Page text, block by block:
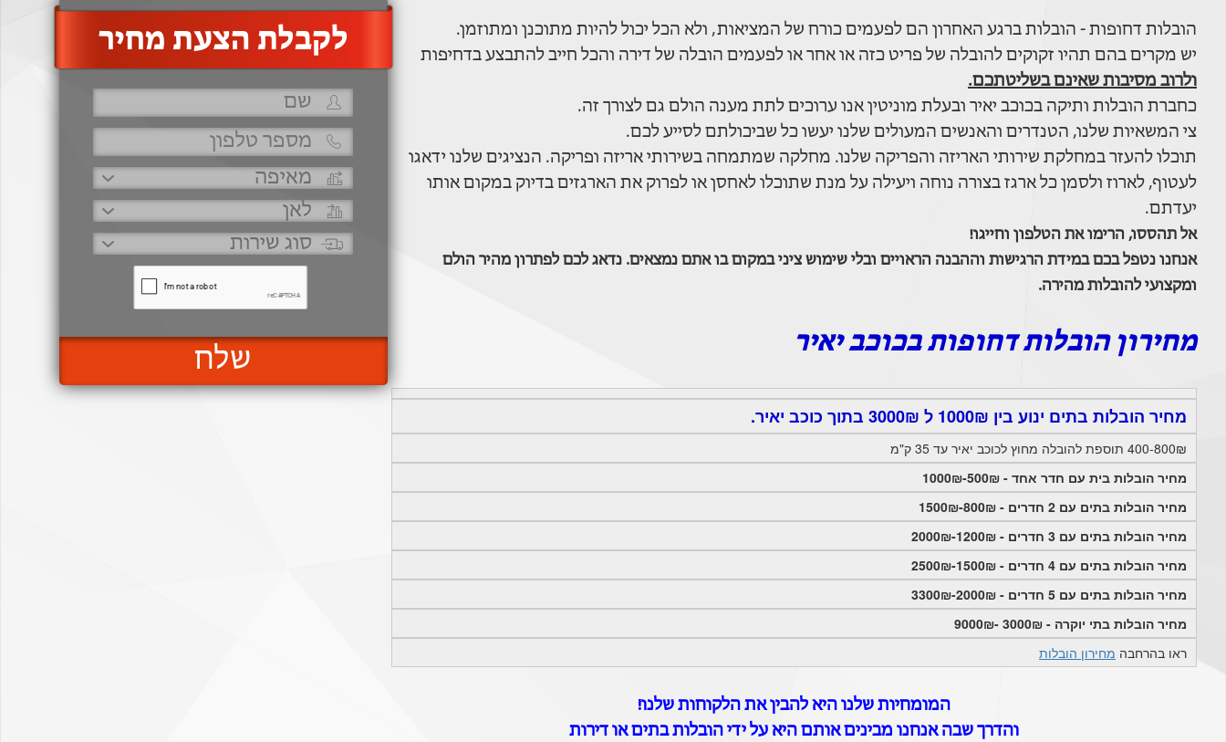
הובלות דחופות - הובלות ברגע האחרון הם לפעמים כורח של המציאות, ולא הכל יכול להיות מתוכנן ומתוזמן.
יש מקרים בהם תהיו זקוקים להובלה של פריט כזה או אחר או לפעמים הובלה של דירה והכל חייב להתבצע בדחיפות
ולרוב מסיבות שאינם בשליטתכם.
כחברת הובלות ותיקה בכוכב יאיר ובעלת מוניטין אנו ערוכים לתת מענה הולם גם לצורך זה.
צי המשאיות שלנו, הטנדרים והאנשים המעולים שלנו יעשו כל שביכולתם לסייע לכם.
תוכלו להעזר במחלקת שירותי האריזה והפריקה שלנו. מחלקה שמתמחה בשירותי אריזה ופריקה. הנציגים שלנו ידאגו
לעטוף, לארוז ולסמן כל ארגז בצורה נוחה ויעילה על מנת שתוכלו לאחסן או לפרוק את הארגזים בדיוק במקום אותו
יעדתם.
אל תהססו, הרימו את הטלפון וחייגו!
אנחנו נטפל בכם במידת הרגישות וההבנה הראויים ובלי שימוש ציני במקום בו אתם נמצאים. נדאג לכם לפתרון מהיר הולם
ומקצועי להובלות מהירה.
מחירון הובלות דחופות בכוכב יאיר
מחיר הובלות בתים ינוע בין 1000₪ ל 3000₪ בתוך כוכב יאיר.
400-800₪ תוספת להובלה מחוץ לכוכב יאיר עד 35 ק"מ
מחיר הובלות בית עם חדר אחד - 500₪-1000₪
מחיר הובלות בתים עם 2 חדרים - 800₪-1500₪
מחיר הובלות בתים עם 3 חדרים - 1200₪-2000₪
מחיר הובלות בתים עם 4 חדרים - 1500₪-2500₪
מחיר הובלות בתים עם 5 חדרים - 2000₪-3300₪
מחיר הובלות בתי יוקרה - 3000₪ -9000₪
ראו בהרחבה מחירון הובלות
המומחיות שלנו היא להבין את הלקוחות שלנו!
והדרך שבה אנחנו מבינים אותם היא על ידי הובלות בתים או דירות
‫לקבלת הצעת מחיר
שלח